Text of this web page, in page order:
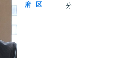
府
区
分